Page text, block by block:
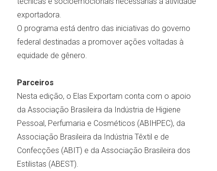
exportadora.
O programa está dentro das iniciativas do governo
federal destinadas a promover ações voltadas à
equidade de gênero.
Parceiros
Nesta edição, o Elas Exportam conta com o apoio
da Associação Brasileira da Indústria de Higiene
Pessoal, Perfumaria e Cosméticos (ABIHPEC), da
Associação Brasileira da Indústria Têxtil e de
Confecções (ABIT) e da Associação Brasileira dos
Estilistas (ABEST).